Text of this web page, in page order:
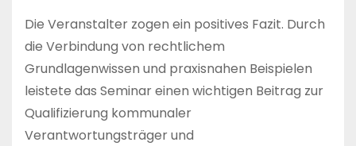
Die Veranstalter zogen ein positives Fazit. Durch
die Verbindung von rechtlichem
Grundlagenwissen und praxisnahen Beispielen
leistete das Seminar einen wichtigen Beitrag zur
Qualifizierung kommunaler
Verantwortungsträger und